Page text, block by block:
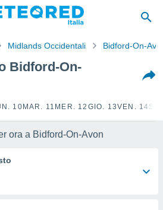
Midlands Occidentali Bidford-On-
Bidford-On-
10 MAR. 11 MER. 12 GIO. 13VEN. 14
ora a Bidford-On-Avon